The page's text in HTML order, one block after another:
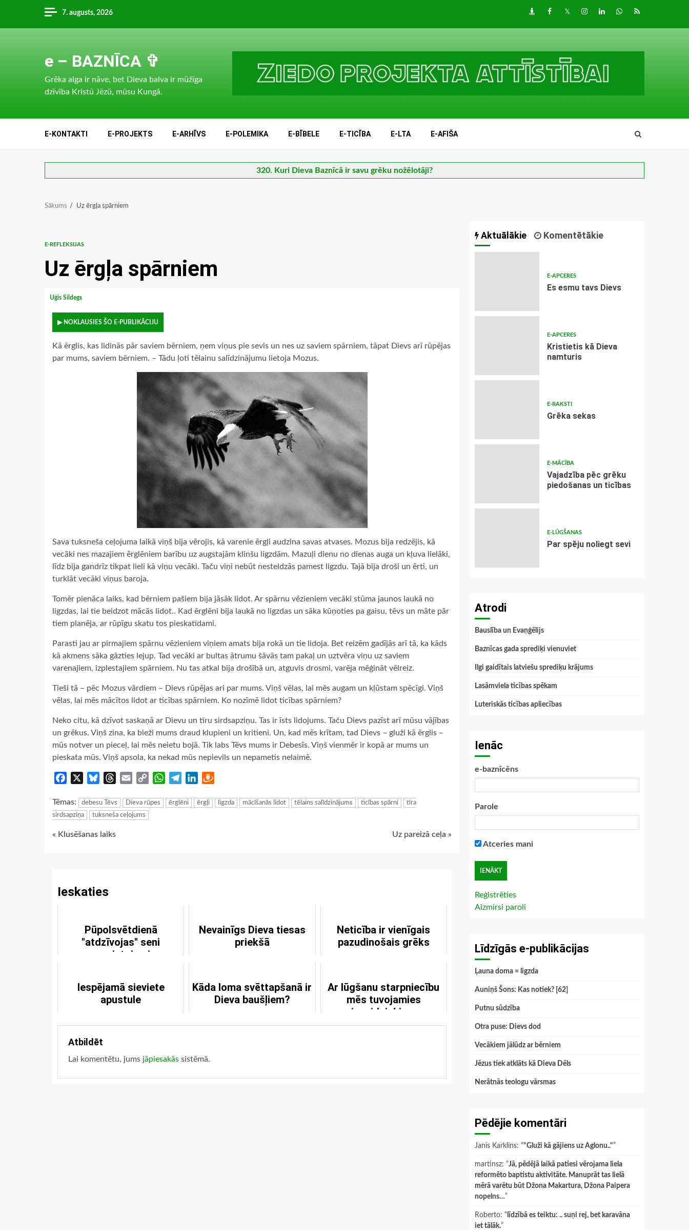
content
7. augusts, 2026 DraugiemFacebook
TwitterInstagram
LinkedInwhatsapp
RSS
e – BAZNĪCA ✞
Grēka alga ir nāve, bet Dieva balva ir mūžīga
dzīvība Kristū Jēzū, mūsu Kungā.
E-KONTAKTI E-PROJEKTS E-ARHĪVS E-POLEMIKA E-BĪBELE E-TICĪBA E-LTA E-AFIŠA
320. Kuri Dieva Baznīcā ir savu grēku nožēlotāji?
Sākums Uz ērgļa spārniem
E-REFLEKSIJAS
Uz ērgļa spārniem
Uģis Sildegs
▶ NOKLAUSIES ŠO E-PUBLIKĀCIJU
Kā ērglis, kas lidinās pār saviem bērniem, ņem viņus pie sevis un nes uz saviem spārniem, tāpat Dievs arī rūpējas
par mums, saviem bērniem. – Tādu ļoti tēlainu salīdzinājumu lietoja Mozus.
Sava tuksneša ceļojuma laikā viņš bija vērojis, kā varenie ērgļi audzina savas atvases. Mozus bija redzējis, kā
vecāki nes mazajiem ērglēniem barību uz augstajām klinšu ligzdām. Mazuļi dienu no dienas auga un kļuva lielāki,
līdz bija gandrīz tikpat lieli kā viņu vecāki. Taču viņi nebūt nesteidzās pamest ligzdu. Tajā bija droši un ērti, un
turklāt vecāki viņus baroja.
Tomēr pienāca laiks, kad bērniem pašiem bija jāsāk lidot. Ar spārnu vēzieniem vecāki stūma jaunos laukā no
ligzdas, lai tie beidzot mācās lidot.. Kad ērglēni bija laukā no ligzdas un sāka kūņoties pa gaisu, tēvs un māte pār
tiem planēja, ar rūpīgu skatu tos pieskatīdami.
Parasti jau ar pirmajiem spārnu vēzieniem viņiem amats bija rokā un tie lidoja. Bet reizēm gadījās arī tā, ka kāds
kā akmens sāka gāzties lejup. Tad vecāki ar bultas ātrumu šāvās tam pakaļ un uztvēra viņu uz saviem
varenajiem, izplestajiem spārniem. Nu tas atkal bija drošībā un, atguvis drosmi, varēja mēģināt vēlreiz.
Tieši tā – pēc Mozus vārdiem – Dievs rūpējas ari par mums. Viņš vēlas, lai mēs augam un kļūstam spēcīgi. Viņš
vēlas, lai mēs mācītos lidot ar ticības spārniem. Ko nozīmē lidot ticības spārniem?
Neko citu, kā dzīvot saskaņā ar Dievu un tīru sirdsapziņu. Tas ir īsts lidojums. Taču Dievs pazīst arī mūsu vājības
un grēkus. Viņš zina, ka bieži mums draud klupieni un kritieni. Un, kad mēs krītam, tad Dievs – gluži kā ērglis –
mūs notver un pieceļ, lai mēs neietu bojā. Tik labs Tēvs mums ir Debesīs. Viņš vienmēr ir kopā ar mums un
pieskata mūs. Viņš apsola, ka nekad mūs nepievils un nepametis nelaimē.
Facebook BlueskyThreads
Email
Copy
WhatsApp
TelegramLinkedIn
Tēmas: debesu Tēvs Dieva rūpes ērglēni ērgļi ligzda mācīšanās lidot tēlains salīdzinājums ticības spārni
tīra
sirdsapziņa
tuksneša ceļojums
Continue
« Klusēšanas laiks Uz pareizā ceļa »
Ieskaties
Pūpolsvētdienā
"atdzīvojas" seni
pravietojumi
Nevainīgs Dieva tiesas
priekšā
Neticība ir vienīgais
pazudinošais grēks
Iespējamā sieviete
apustule
Kāda loma svēttapšanā ir
Dieva baušļiem?
Ar lūgšanu starpniecību
mēs tuvojamies
ienaidniekiem
Atbildēt
Lai komentētu, jums jāpiesakās sistēmā.
Aktuālākie Komentētākie
E-APCERES
Es esmu tavs Dievs
E-APCERES
Kristietis kā Dieva
namturis
E-RAKSTI
Grēka sekas
E-MĀCĪBA
Vajadzība pēc grēku
piedošanas un ticības
E-LŪGŠANAS
Par spēju noliegt sevi
Atrodi
Bauslība un Evaņģēlijs
Baznīcas gada sprediķi vienuviet
Ilgi gaidītais latviešu sprediķu krājums
Lasāmviela ticības spēkam
Luteriskās ticības apliecības
Ienāc
e-baznīcēns
Parole
Atceries mani
Reģistrēties
Aizmirsi paroli
Līdzīgās e-publikācijas
Ļauna doma = ligzda
Auniņš Šons: Kas notiek? [62]
Putnu sūdzība
Otra puse: Dievs dod
Vecākiem jālūdz ar bērniem
Jēzus tiek atklāts kā Dieva Dēls
Nerātnās teologu vārsmas
Pēdējie komentāri
Janis Karklins: “"Gluži kā gājiens uz Aglonu.."”
martinsz: “Jā, pēdējā laikā patiesi vērojama liela
reformēto baptistu aktivitāte. Manuprāt tas lielā
mērā varētu būt Džona Makartura, Džona Paipera
nopelns…”
Roberto: “ līdzībā es teiktu: .. suņi rej, bet karavāna
iet tālāk.”